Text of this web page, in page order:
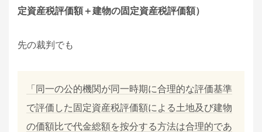
定資産税評価額＋建物の固定資産税評価額）
先の裁判でも
「同一の公的機関が同一時期に合理的な評価基準
で評価した固定資産税評価額による土地及び建物
の価額比で代金総額を按分する方法は合理的であ